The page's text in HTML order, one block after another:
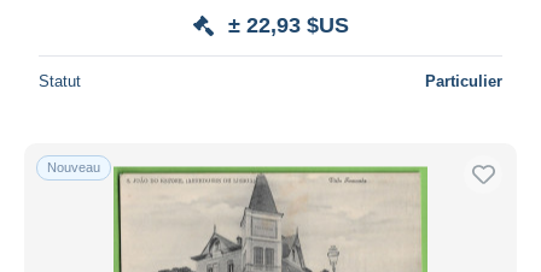
± 22,93 $US
Statut Particulier
Nouveau